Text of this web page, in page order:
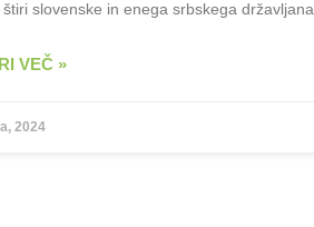
slovenske in enega srbskega državljana.
VEČ »
2024